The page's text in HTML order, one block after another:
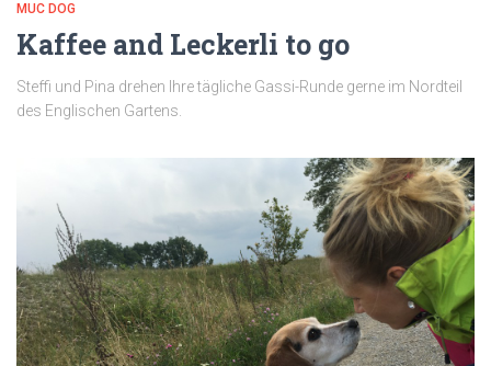
MUC DOG
Kaffee and Leckerli to go
Steffi und Pina drehen Ihre tägliche Gassi-Runde gerne im Nordteil
des Englischen Gartens.